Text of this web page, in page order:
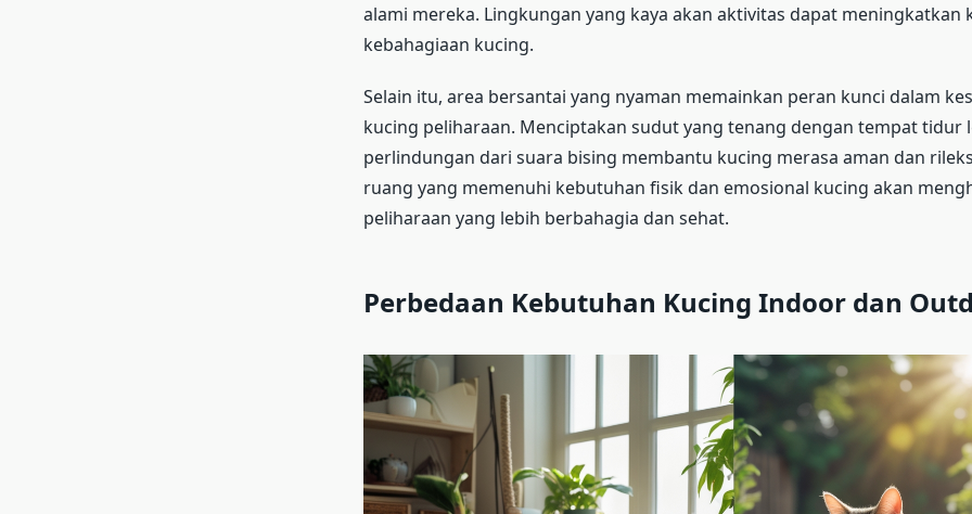
alami mereka. Lingkungan yang kaya akan aktivitas dapat meningkatkan
kebahagiaan kucing.
Selain itu, area bersantai yang nyaman memainkan peran kunci dalam
kucing peliharaan. Menciptakan sudut yang tenang dengan tempat tidur
perlindungan dari suara bising membantu kucing merasa aman dan
ruang yang memenuhi kebutuhan fisik dan emosional kucing akan
peliharaan yang lebih berbahagia dan sehat.
Perbedaan Kebutuhan Kucing Indoor dan